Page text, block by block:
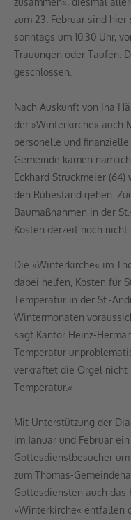
zum 23. Februar sind
sonntags um 10.30 Uhr,
Trauungen oder Taufen.
geschlossen.
Nach Auskunft von Ina
der »Winterkirche« auch
personelle und
Gemeinde kämen
Eckhard Struckmeier (64)
den Ruhestand gehen.
Baumaßnahmen in der
Kosten derzeit noch nicht
Die »Winterkirche« im
dabei helfen, Kosten für
Temperatur in der St.-
Wintermonaten
sagt Kantor Heinz-
Temperatur
verkraftet die Orgel nicht
Temperatur.«
Mit Unterstützung der
im Januar und Februar
Gottesdienstbesucher
zum Thomas-
Gottesdiensten auch das
»Winterkirche« entfallen